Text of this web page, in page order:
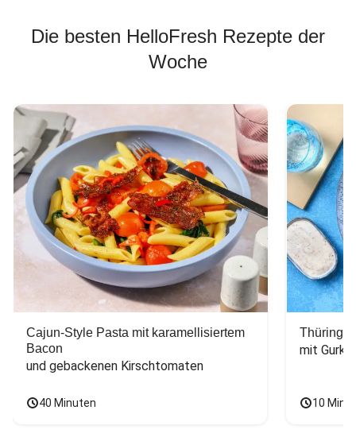
Die besten HelloFresh Rezepte der
Woche
Cajun-Style Pasta mit karamellisiertem
Bacon
und gebackenen Kirschtomaten
40 Minuten
mit
10